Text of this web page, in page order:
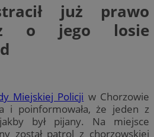
już prawo
o jego losie
Miejskiej Policji w Chorzowie
i poinformowała, że jeden z
był pijany. Na miejsce
został patrol z chorzowskiej